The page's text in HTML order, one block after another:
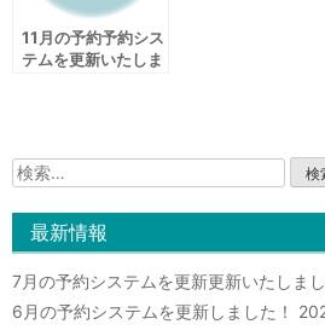
11月の予約予約シス
テムを更新いたしま
検
索:
最新情報
7月の予約システムを更新更新いたしまし
6月の予約システムを更新しました！